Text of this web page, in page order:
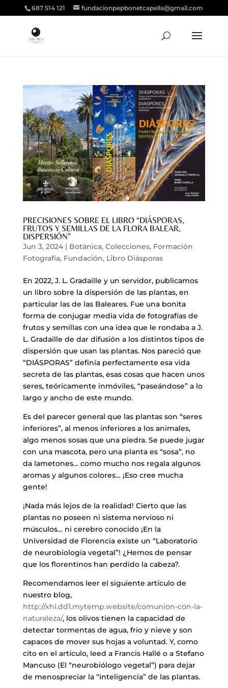
687 514 121 fundacionpepbonetcapella@gmail.com
PRECISIONES SOBRE EL LIBRO “DIÁSPORAS,
FRUTOS Y SEMILLAS DE LA FLORA BALEAR,
DISPERSIÓN”
Jun 3, 2024| Botánica, Colecciones, Formación
Fotografía, Fundación, Libro Diásporas
En 2022, J. L. Gradaille y un servidor, publicamos
un libro sobre la dispersión de las plantas, en
particular las de las Baleares. Fue una bonita
forma de conjugar media vida de fotografías de
frutos y semillas con una idea que le rondaba a J.
L. Gradaille de dar difusión a los distintos tipos de
dispersión que usan las plantas. Nos pareció que
“DIÁSPORAS” definía perfectamente esa vida
secreta de las plantas, esas cosas que hacen unos
seres, teóricamente inmóviles, “paseándose” a lo
largo y ancho de este mundo.
Es del parecer general que las plantas son “seres
inferiores”, al menos inferiores a los animales,
algo menos sosas que una piedra. Se puede jugar
con una mascota, pero una planta es “sosa”, no
da lametones… como mucho nos regala algunos
aromas y algunos colores… ¡Eso cree mucha
gente!
¡Nada más lejos de la realidad! Cierto que las
plantas no poseen ni sistema nervioso ni
músculos… ni cerebro conocido ¡En la
Universidad de Florencia existe un “Laboratorio
de neurobiología vegetal”! ¿Hemos de pensar
que los florentinos han perdido la cabeza?.
Recomendamos leer el siguiente artículo de
nuestro blog,
http://xhl.dd1.mytemp.website/comunion-con-la-
naturaleza/, los olivos tienen la capacidad de
detectar tormentas de agua, frio y nieve y son
capaces de mover sus hojas a voluntad. Y, como
cito en el artículo, leed a Francis Hallé o a Stefano
Mancuso (El “neurobiólogo vegetal”) para dejar
de menospreciar la “inteligencia” de las plantas.